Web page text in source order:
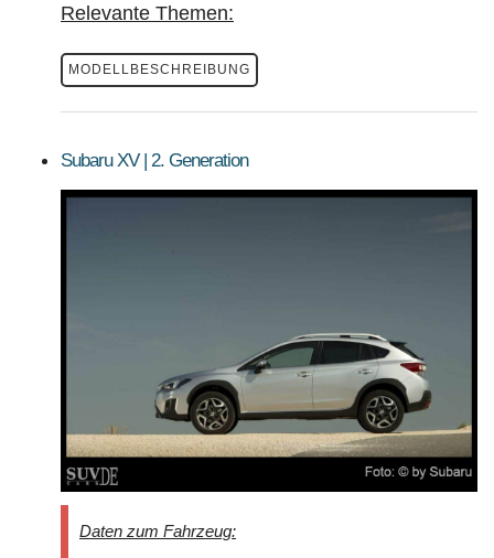
Relevante Themen:
MODELLBESCHREIBUNG
Subaru XV | 2. Generation
Daten zum Fahrzeug: